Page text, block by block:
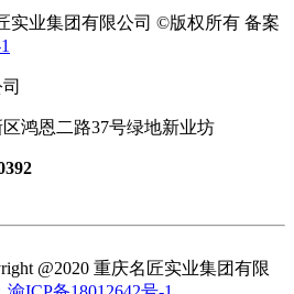
实业集团有限公司 ©版权所有 备案
鸿恩二路37号绿地新业坊
@2020 重庆名匠实业集团有限